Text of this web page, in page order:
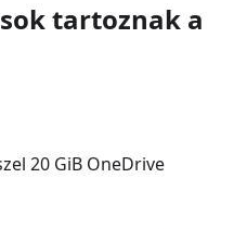
tartoznak a
20 GiB OneDrive